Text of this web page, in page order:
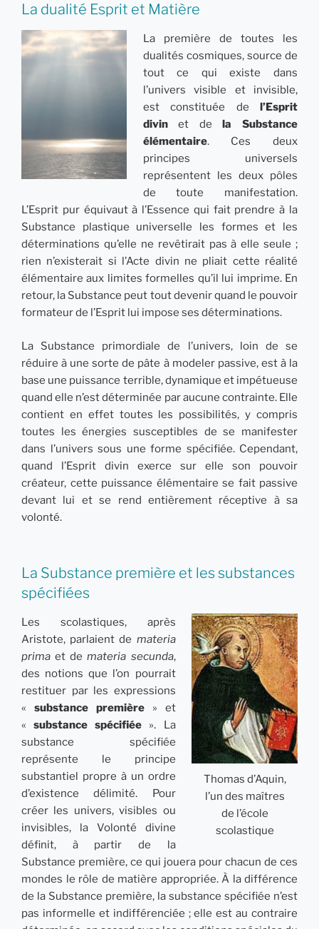
La dualité Esprit et Matière
La première de toutes les
dualités cosmiques, source de
tout ce qui existe dans
l’univers visible et invisible,
est constituée de l’Esprit
divinet dela Substance
élémentaire. Ces deux
principes universels
représentent les deux pôles
de toute manifestation.
L’Esprit pur équivaut à l’Essence qui fait prendre à la
Substance plastique universelle les formes et les
déterminations qu’elle ne revêtirait pas à elle seule ;
rien n’existerait si l’Acte divin ne pliait cette réalité
élémentaire aux limites formelles qu’il lui imprime. En
retour, la Substance peut tout devenir quand le pouvoir
formateur de l’Esprit lui impose ses déterminations.
La Substance primordiale de l’univers, loin de se
réduire à une sorte de pâte à modeler passive, est à la
base une puissance terrible, dynamique et impétueuse
quand elle n’est déterminée par aucune contrainte. Elle
contient en effet toutes les possibilités, y compris
toutes les énergies susceptibles de se manifester
dans l’univers sous une forme spécifiée. Cependant,
quand l’Esprit divin exerce sur elle son pouvoir
créateur, cette puissance élémentaire se fait passive
devant lui et se rend entièrement réceptive à sa
volonté.
La Substance première et les substances
spécifiées
Thomas d’Aquin,
l’un des maîtres
de l’école
scolastique
Les scolastiques, après
Aristote, parlaient de materia
primaet demateria secunda,
des notions que l’on pourrait
restituer par les expressions
« substance première» et
«substance spécifiée ». La
substance spécifiée
représente le principe
substantiel propre à un ordre
d’existence délimité. Pour
créer les univers, visibles ou
invisibles, la Volonté divine
définit, à partir de la
Substance première, ce qui jouera pour chacun de ces
mondes le rôle de matière appropriée. À la différence
de la Substance première, la substance spécifiée n’est
pas informelle et indifférenciée ; elle est au contraire